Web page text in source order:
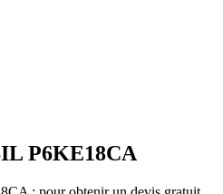
P6KE18CA